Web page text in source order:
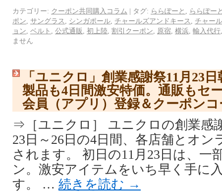
カテゴリー: クーポン共同購入コラム | タグ: ららぽーと
ららぽー
ポン サングラス シンガポール チャールズアンドキース
チャー
ョン ベルト 公式通販 初上陸 割引クーポン 原宿 横浜 輸入代行
ません
「ユニクロ」創業感謝祭11月23
製品も4日間激安特価。通販もセ
会員（アプリ）登録＆クーポン
⇒［ユニクロ］ ユニクロの創業感
23日～26日の4日間、各店舗とオ
されます。 初日の11月23日は、一
ン。激安アイテムをいち早く手に
す。 … 続きを読む →